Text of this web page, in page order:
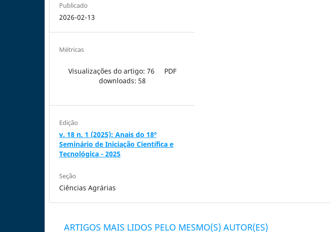
Publicado
2026-02-13
Métricas
Visualizações do artigo: 76
PDF
downloads: 58
Edição
v. 18 n. 1 (2025): Anais do 18º
Seminário de Iniciação Científica e
Tecnológica - 2025
Seção
Ciências Agrárias
ARTIGOS MAIS LIDOS PELO MESMO(S) AUTOR(ES)